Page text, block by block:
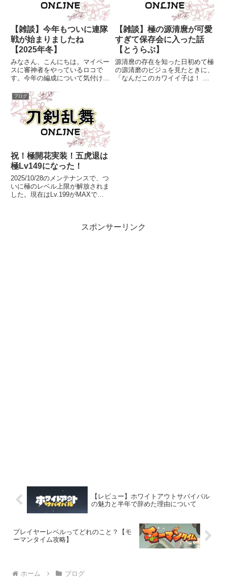
【雑談】今年もついに連隊
戦が始まりましたね
【2025年冬】
みなさん、こんにちは。マイペー
スに審神者をやっているロコで
す。今年の編成について気付けば
季節となりました。昨年までは、
極Lv99になっていない脇差たち
をメインに連隊戦に挑んでいまし
たが、今年はLv100以上の...
【雑談】極の源清麿が可愛
すぎて保存会に入った話
【とうらぶ】
源清麿の存在を知った日初めて極
の源清磨のビジュを見たときに、
「なんだこのカワイイ子は！ こ
ブログ
祝！極開花実装！五虎退は
極Lv149になった！
2025/10/28のメンテナンスで、つ
いに極のレベル上限が解放されま
した。現在はLv.199がMAXです
開花します。極開花すると、初→スポンサーリンク
【レビュー】ホワイトアウトサバイバル
の魅力と半年で辞めた理由について
プレイヤーレベルってどれのこと？【モ
ーマンタイム攻略】
ホーム ブログ